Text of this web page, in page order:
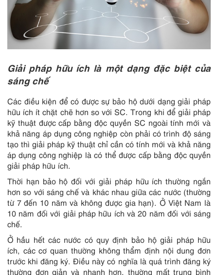
Giải pháp hữu ích là một dạng đặc biệt của
sáng chế
Các điều kiện để có được sự bảo hộ dưới dạng giải pháp
hữu ích ít chặt chẽ hơn so với SC. Trong khi để giải pháp
kỹ thuật được cấp bằng độc quyền SC ngoài tính mới và
khả năng áp dụng công nghiệp còn phải có trình độ sáng
tạo thì giải pháp kỹ thuật chỉ cần có tính mới và khả năng
áp dụng công nghiệp là có thể được cấp bằng độc quyền
giải pháp hữu ích.
Thời hạn bảo hộ đối với giải pháp hữu ích thường ngắn
hơn so với sáng chế và khác nhau giữa các nước (thường
từ 7 đến 10 năm và không được gia hạn). Ở Việt Nam là
10 năm đối với giải pháp hữu ích và 20 năm đối với sáng
chế.
Ở hầu hết các nước có quy định bảo hộ giải pháp hữu
ích, các cơ quan thường không thẩm định nội dung đơn
trước khi đăng ký. Điều này có nghĩa là quá trình đăng ký
thường đơn giản và nhanh hơn, thường mất trung bình